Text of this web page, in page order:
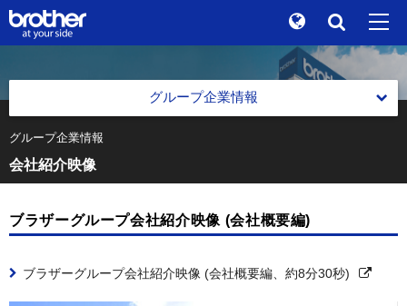
日本語
検索
Global
サステナビリティ
グループ企業情報
ニュース
グループ企業情報
グループ本社 ブラザー工業株式会社 会社情報
会社概要
トップメッセージ
ブラザーグループ グローバル憲章
ブラザーグループビジョン
グループ企業情報
会社紹介映像
ブラザーグループ会社紹介映像 (会社概要編)
ブラザーグループ会社紹介映像 (会社概要編、約8分30秒)